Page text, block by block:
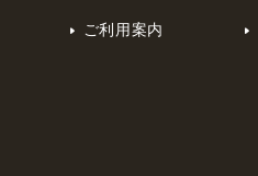
ご利用案内